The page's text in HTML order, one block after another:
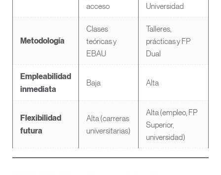
acceso
Universidad
Metodología
Clases
teóricas y
EBAU
Talleres,
prácticas y FP
Dual
Empleabilidad
inmediata
Baja Alta
Flexibilidad
futura
Alta (carreras
universitarias)
Alta (empleo, FP
Superior,
universidad)